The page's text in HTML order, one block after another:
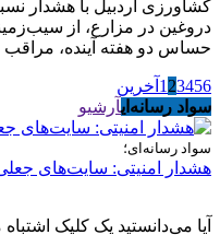
کشاورزی اردبیل با هشدار
دروغین در مزارع، از
حساس دو هفته آینده،
1 23456
آخرین
سواد رسانه‌ایآرشیو
سواد رسانه‌ای؛
هشدار امنیتی: سایت‌های
آیا می‌دانستید یک کلیک